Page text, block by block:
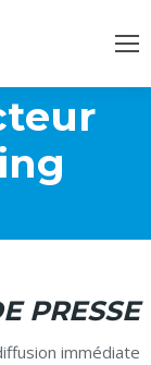
PRESSE
immédiate